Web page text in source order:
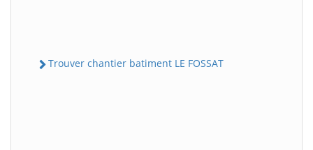
Trouver chantier batiment LE FOSSAT